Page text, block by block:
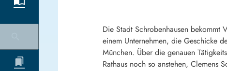
Die Stadt Schrobenhausen bekommt
einem Unternehmen, die Geschicke
München. Über die genauen
Rathaus noch so anstehen, Clemens